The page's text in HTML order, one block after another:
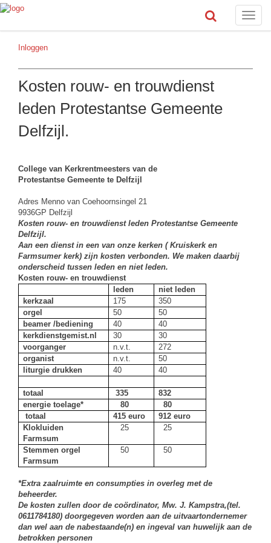
Toggle
Inloggen
Kosten rouw- en trouwdienst
leden Protestantse Gemeente
Delfzijl.
College van Kerkrentmeesters van de
Protestantse Gemeente te Delfzijl
Adres Menno van Coehoornsingel 21
9936GP Delfzijl
Kosten rouw- en trouwdienst leden Protestantse Gemeente
Delfzijl.
Aan een dienst in een van onze kerken ( Kruiskerk en
Farmsumer kerk) zijn kosten verbonden. We maken daarbij
onderscheid tussen leden en niet leden.
Kosten rouw- en trouwdienst
leden
niet leden
kerkzaal
175
350
orgel
50
50
beamer /bediening
40
40
kerkdienstgemist.nl
30
30
voorganger
n.v.t.
272
organist
n.v.t.
50
liturgie drukken
40 40
totaal 335
832
energie toelage*
80
80
totaal
415 euro
912 euro
Klokluiden
Farmsum
25 25
Stemmen orgel
Farmsum
50 50
*Extra zaalruimte en consumpties in overleg met de
beheerder.
De kosten zullen door de coördinator, Mw. J. Kampstra,(tel.
0611784180) doorgegeven worden aan de uitvaartondernemer
dan wel aan de nabestaande(n) en ingeval van huwelijk aan de
betrokken personen